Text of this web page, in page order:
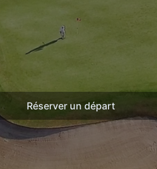
Réserver un départ